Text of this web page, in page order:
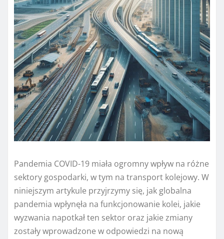
Pandemia COVID-19 miała ogromny wpływ na różne
sektory gospodarki, w tym na transport kolejowy. W
niniejszym artykule przyjrzymy się, jak globalna
pandemia wpłynęła na funkcjonowanie kolei, jakie
wyzwania napotkał ten sektor oraz jakie zmiany
zostały wprowadzone w odpowiedzi na nową